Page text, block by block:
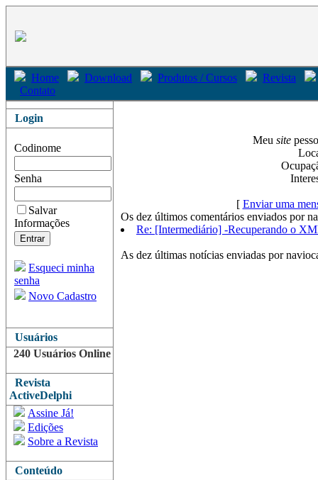
Home Download Produtos / Cursos
Revista
Contato
Login
Codinome
Senha
Salvar
Informações
Esqueci minha
senha
Novo Cadastro
Usuários
240 Usuários Online
Revista
ActiveDelphi
Assine Já!
Edições
Sobre a Revista
Conteúdo
Meu site
[ Enviar uma
Os dez últimos comentários enviados por
Re: [Intermediário] -Recuperando o
As dez últimas notícias enviadas por